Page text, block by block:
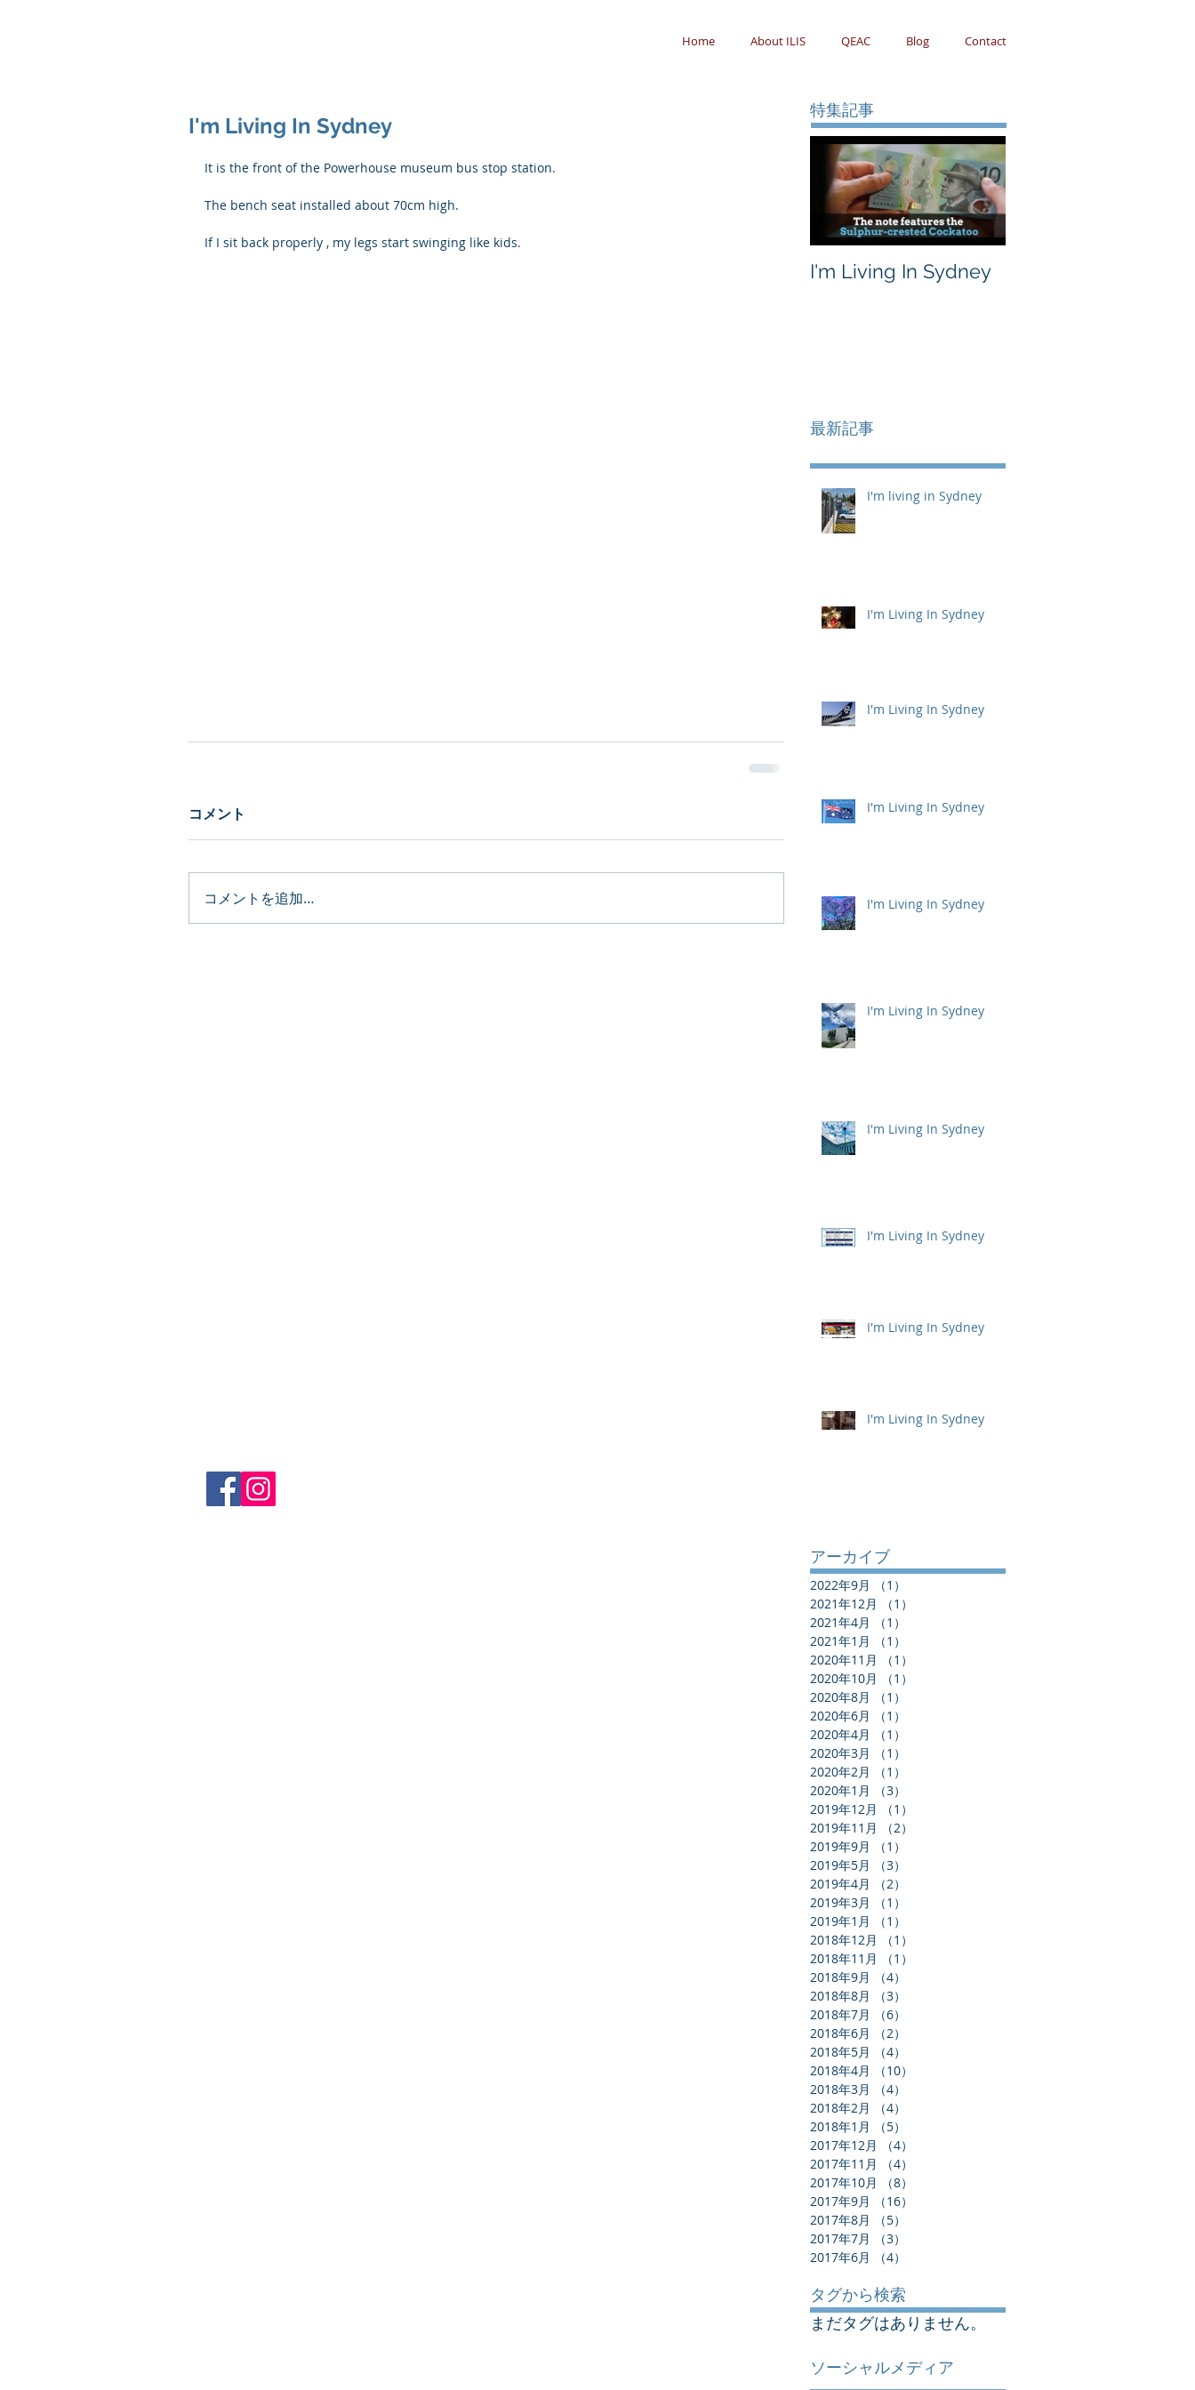
Home About ILIS QEAC Blog Contact
I'm Living In Sydney
It is the front of the Powerhouse museum bus stop station.
The bench seat installed about 70cm high.
If I sit back properly , my legs start swinging like kids.
コメント
コメントを追加…
特集記事
I'm Living In Sydney
最新記事
I'm living in Sydney
I'm Living In Sydney
I'm Living In Sydney
I'm Living In Sydney
I'm Living In Sydney
I'm Living In Sydney
I'm Living In Sydney
I'm Living In Sydney
I'm Living In Sydney
I'm Living In Sydney
アーカイブ
2022年9月 （1）
2021年12月
（1）
2021年4月
（1）
2021年1月
（1）
2020年11月
（1）
2020年10月
（1）
2020年8月
（1）
2020年6月
（1）
2020年4月
（1）
2020年3月
（1）
2020年2月
（1）
2020年1月
（3）
2019年12月
（1）
2019年11月
（2）
2019年9月
（1）
2019年5月
（3）
2019年4月
（2）
2019年3月
（1）
2019年1月
（1）
2018年12月
（1）
2018年11月
（1）
2018年9月
（4）
2018年8月
（3）
2018年7月
（6）
2018年6月
（2）
2018年5月
（4）
2018年4月
（10）
2018年3月
（4）
2018年2月
（4）
2018年1月
（5）
2017年12月
（4）
2017年11月
（4）
2017年10月
（8）
2017年9月
（16）
2017年8月
（5）
2017年7月
（3）
2017年6月
（4）
タグから検索
まだタグはありません。
ソーシャルメディア